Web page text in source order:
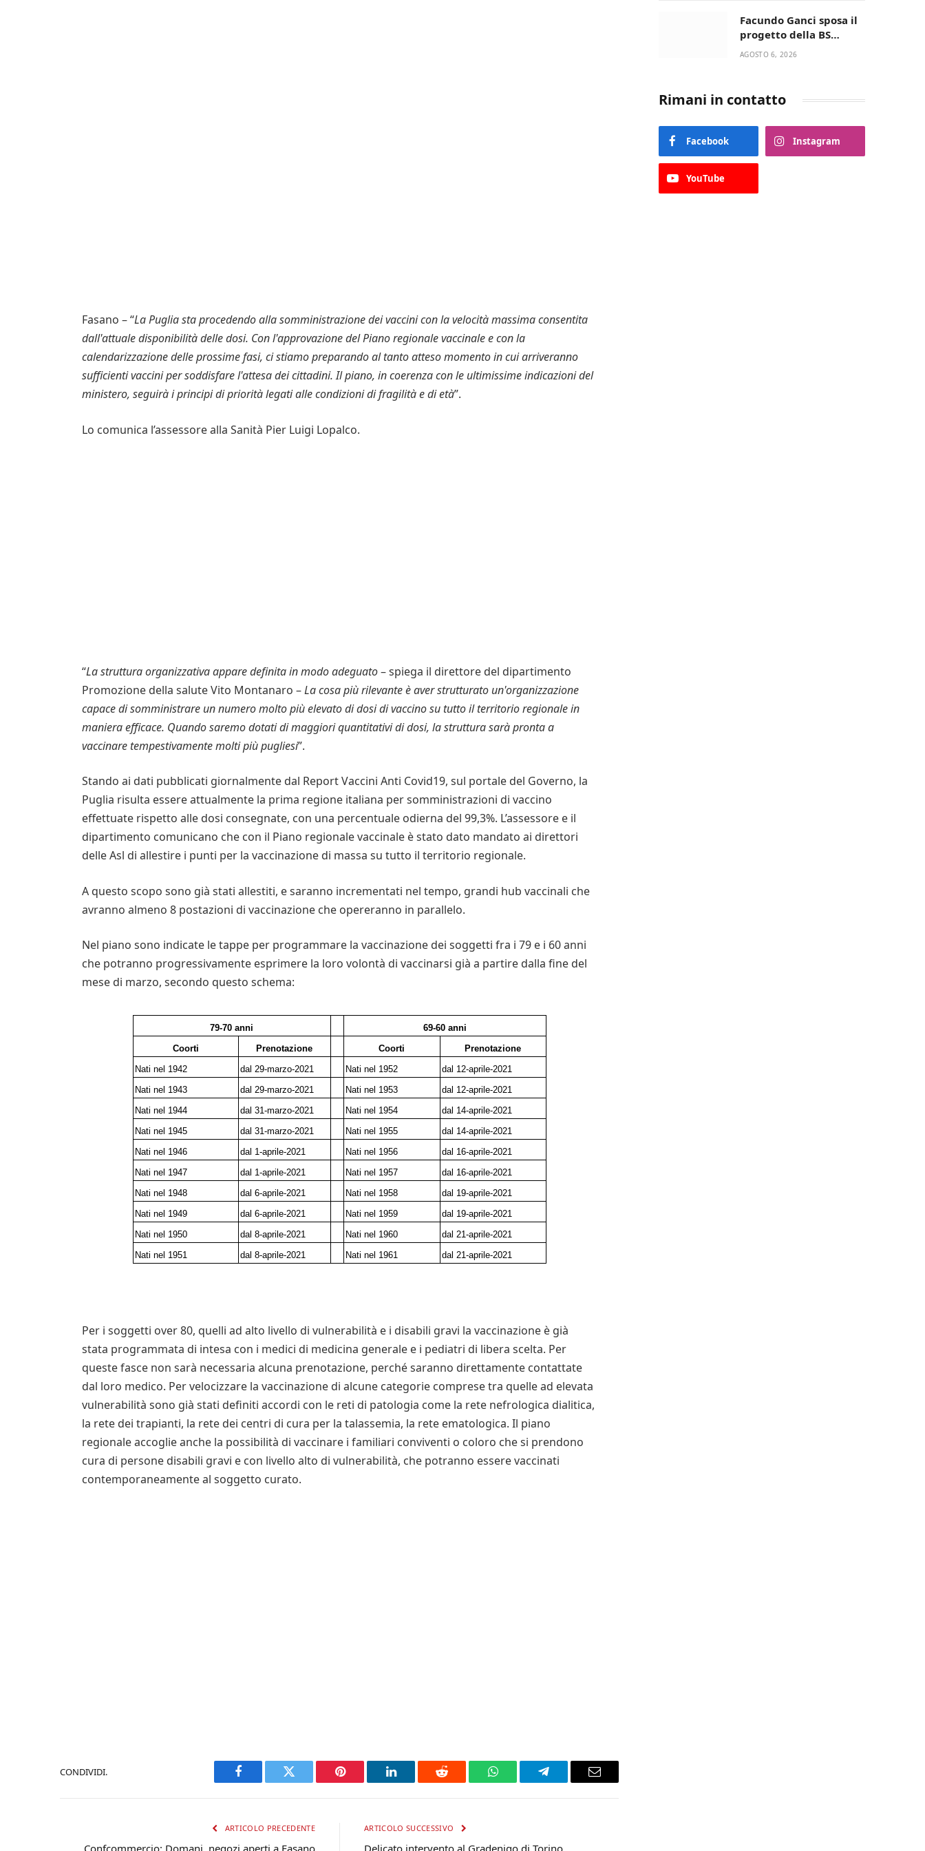
Fasano – “La Puglia sta procedendo alla somministrazione dei vaccini con la velocità massima consentita
dall'attuale disponibilità delle dosi. Con l'approvazione del Piano regionale vaccinale e con la
calendarizzazione delle prossime fasi, ci stiamo preparando al tanto atteso momento in cui arriveranno
sufficienti vaccini per soddisfare l'attesa dei cittadini. Il piano, in coerenza con le ultimissime indicazioni del
ministero, seguirà i principi di priorità legati alle condizioni di fragilità e di età”.
Lo comunica l’assessore alla Sanità Pier Luigi Lopalco.
“La struttura organizzativa appare definita in modo adeguato– spiega il direttore del dipartimento
Promozione della salute Vito Montanaro –La cosa più rilevante è aver strutturato un'organizzazione
capace di somministrare un numero molto più elevato di dosi di vaccino su tutto il territorio regionale in
maniera efficace. Quando saremo dotati di maggiori quantitativi di dosi, la struttura sarà pronta a
vaccinare tempestivamente molti più pugliesi”.
Stando ai dati pubblicati giornalmente dal Report Vaccini Anti Covid19, sul portale del Governo, la
Puglia risulta essere attualmente la prima regione italiana per somministrazioni di vaccino
effettuate rispetto alle dosi consegnate, con una percentuale odierna del 99,3%. L’assessore e il
dipartimento comunicano che con il Piano regionale vaccinale è stato dato mandato ai direttori
delle Asl di allestire i punti per la vaccinazione di massa su tutto il territorio regionale.
A questo scopo sono già stati allestiti, e saranno incrementati nel tempo, grandi hub vaccinali che
avranno almeno 8 postazioni di vaccinazione che opereranno in parallelo.
Nel piano sono indicate le tappe per programmare la vaccinazione dei soggetti fra i 79 e i 60 anni
che potranno progressivamente esprimere la loro volontà di vaccinarsi già a partire dalla fine del
mese di marzo, secondo questo schema:
79-70 anni
69-60 anni
Coorti
Prenotazione Coorti
Prenotazione
Nati nel 1942
dal 29-marzo-2021 Nati nel 1952
dal 12-aprile-2021
Nati nel 1943
dal 29-marzo-2021 Nati nel 1953
dal 12-aprile-2021
Nati nel 1944
dal 31-marzo-2021 Nati nel 1954
dal 14-aprile-2021
Nati nel 1945
dal 31-marzo-2021 Nati nel 1955
dal 14-aprile-2021
Nati nel 1946
dal 1-aprile-2021 Nati nel 1956
dal 16-aprile-2021
Nati nel 1947
dal 1-aprile-2021 Nati nel 1957
dal 16-aprile-2021
Nati nel 1948
dal 6-aprile-2021 Nati nel 1958
dal 19-aprile-2021
Nati nel 1949
dal 6-aprile-2021 Nati nel 1959
dal 19-aprile-2021
Nati nel 1950
dal 8-aprile-2021 Nati nel 1960
dal 21-aprile-2021
Nati nel 1951
dal 8-aprile-2021 Nati nel 1961 dal 21-aprile-2021
Per i soggetti over 80, quelli ad alto livello di vulnerabilità e i disabili gravi la vaccinazione è già
stata programmata di intesa con i medici di medicina generale e i pediatri di libera scelta. Per
queste fasce non sarà necessaria alcuna prenotazione, perché saranno direttamente contattate
dal loro medico. Per velocizzare la vaccinazione di alcune categorie comprese tra quelle ad elevata
vulnerabilità sono già stati definiti accordi con le reti di patologia come la rete nefrologica dialitica,
la rete dei trapianti, la rete dei centri di cura per la talassemia, la rete ematologica. Il piano
regionale accoglie anche la possibilità di vaccinare i familiari conviventi o coloro che si prendono
cura di persone disabili gravi e con livello alto di vulnerabilità, che potranno essere vaccinati
contemporaneamente al soggetto curato.
CONDIVIDI.
Facebook Twitter Pinterest LinkedIn Reddit WhatsAppTelegram Email
ARTICOLO PRECEDENTE ARTICOLO SUCCESSIVO
Facundo Ganci sposa il
progetto della BS
Soccer Team Fasano e
AGOSTO 6, 2026
Rimani in contatto
Facebook Instagram
YouTube